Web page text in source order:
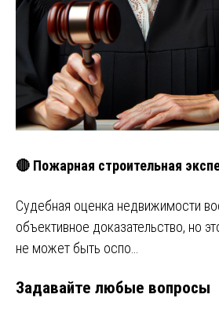
🔴 Пожарная строительная
Судебная оценка недвижимости
объективное доказательство, но
не может быть оспо…
Задавайте любые вопросы